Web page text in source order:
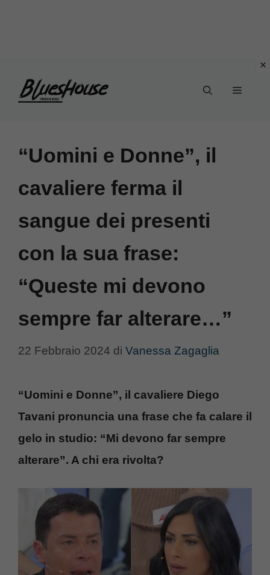
Menu
“Uomini e Donne”, il
cavaliere ferma il
sangue dei presenti
con la sua frase:
“Queste mi devono
sempre far alterare…”
22 Febbraio 2024 di Vanessa Zagaglia
“Uomini e Donne”, il cavaliere Diego
Tavani pronuncia una frase che fa calare il
gelo in studio: “Mi devono far sempre
alterare”. A chi era rivolta?